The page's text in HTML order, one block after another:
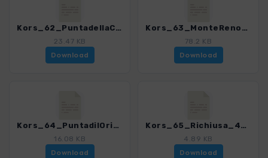
Kors_62_PuntadellaCappella_4280_18.gpx
23.47 KB
Download
Kors_63_MonteRenoso_4280_18.gpx
78.2 KB
Download
Kors_64_PuntadilOriente_4280_18.gpx
16.08 KB
Download
Kors_65_Richiusa_4280_18.gpx
4.89 KB
Download